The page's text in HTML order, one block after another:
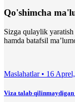
Qo'shimcha
Sizga qulaylik
hamda batafsil
Maslahatlar • 16
Viza talab